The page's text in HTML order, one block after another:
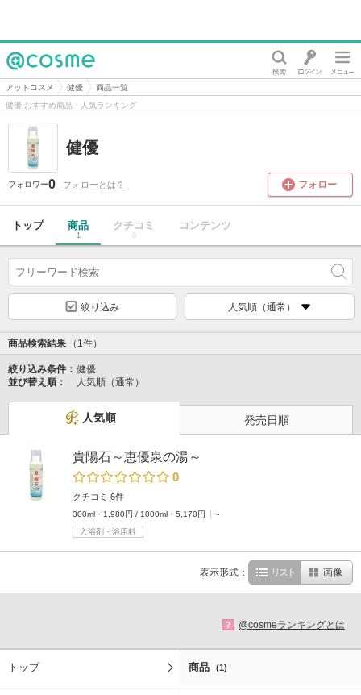
@cosme
アットコスメ 健優
商品一覧
健優 おすすめ商品・人気ランキング
健優
フォロワー0 フォローとは？ フォロー
トップ 商品
1
クチコミ
0
コンテンツ
絞り込み 人気順（通常）
商品検索結果 （1件）
絞り込み条件： 健優
並び替え順：
人気順（通常）
人気順 発売日順
貴陽石～恵優泉の湯～
0
クチコミ 6件
300ml・1,980円 / 1000ml・5,170円
-
入浴剤・浴用料
表示形式： リスト 画像
? @cosmeランキングとは
トップ 商品 (1)